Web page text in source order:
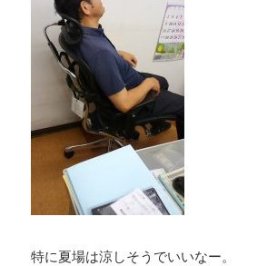
特に夏場は涼しそうでいいなー。